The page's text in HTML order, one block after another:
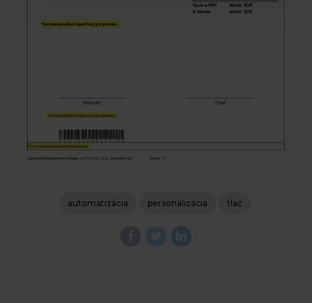
automatizácia personalizácia tlač